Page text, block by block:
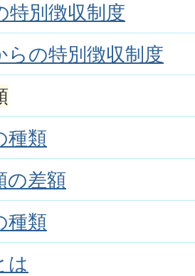
特別徴収制度
らの特別徴収制度
種類
の差額
種類
は